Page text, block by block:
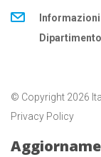
© Copyright 2026
Privacy Policy